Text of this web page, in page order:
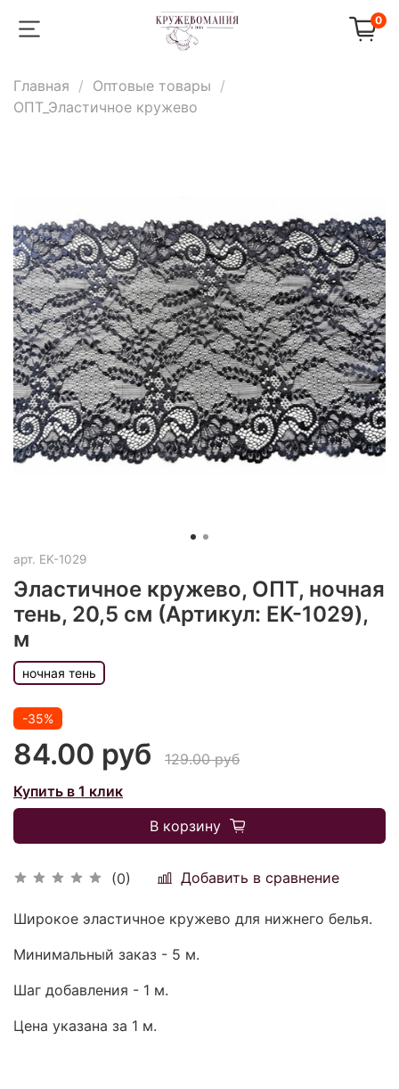
0
Главная
Оптовые товары
ОПТ_Эластичное кружево
арт. EK-1029
Эластичное кружево, ОПТ, ночная
тень, 20,5 см (Артикул: EK-1029),
м
(0) Добавить в сравнение
ночная тень
-35%
84.00 руб
129.00 руб
Купить в 1 клик
В корзину
Широкое эластичное кружево для нижнего белья.
Минимальный заказ - 5 м.
Шаг добавления - 1 м.
Цена указана за 1 м.